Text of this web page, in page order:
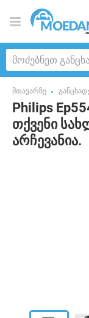
მთავარზე
Philips
თქვენი
არჩევანია.